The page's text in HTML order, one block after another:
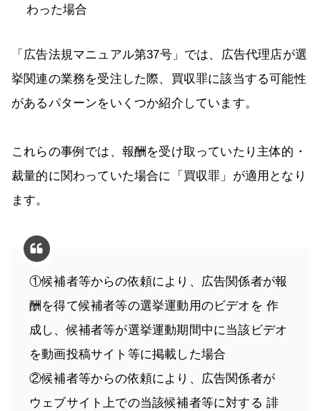
わった場合
「広告法規マニュアル第37号」では、広告代理店が選
挙関連の業務を受注した際、買収罪に該当する可能性
があるパターンをいくつか紹介しています。
これらの事例では、報酬を受け取っていたり主体的・
裁量的に関わっていた場合に「買収罪」が適用となり
ます。
①候補者等からの依頼により、広告関係者が報
酬を得て候補者等の選挙運動用のビデオを 作
成し、候補者等が選挙運動期間中に当該ビデオ
を動画投稿サイト等に掲載した場合
②候補者等からの依頼により、広告関係者が
ウェブサイト上での当該候補者等に対する 誹